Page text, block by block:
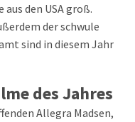
den USA groß.
der schwule
sind in diesem Jahr
des Jahres
Allegra Madsen,